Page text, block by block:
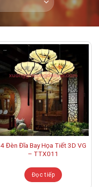
4 Đèn Đĩa Bay Họa Tiết 3D VG
– TTX011
Đọc tiếp